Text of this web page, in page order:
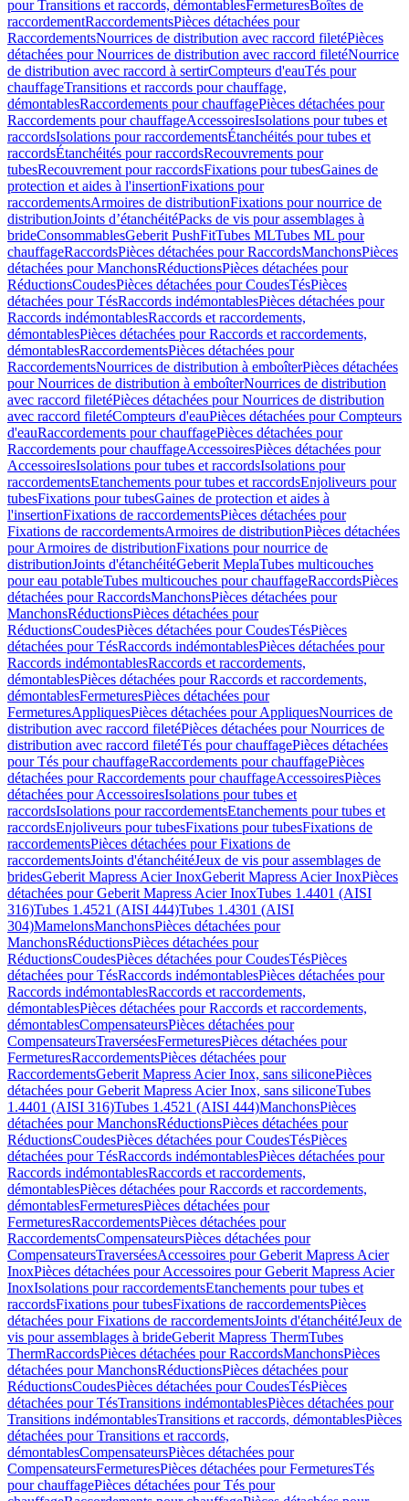
pour Transitions et raccords, démontablesFermeturesBoîtes de
raccordementRaccordementsPièces détachées pour
RaccordementsNourrices de distribution avec raccord filetéPièces
détachées pour Nourrices de distribution avec raccord filetéNourrice
de distribution avec raccord à sertirCompteurs d'eauTés pour
chauffageTransitions et raccords pour chauffage,
démontablesRaccordements pour chauffagePièces détachées pour
Raccordements pour chauffageAccessoiresIsolations pour tubes et
raccordsIsolations pour raccordementsÉtanchéités pour tubes et
raccordsÉtanchéités pour raccordsRecouvrements pour
tubesRecouvrement pour raccordsFixations pour tubesGaines de
protection et aides à l'insertionFixations pour
raccordementsArmoires de distributionFixations pour nourrice de
distributionJoints d’étanchéitéPacks de vis pour assemblages à
brideConsommablesGeberit PushFitTubes MLTubes ML pour
chauffageRaccordsPièces détachées pour RaccordsManchonsPièces
détachées pour ManchonsRéductionsPièces détachées pour
RéductionsCoudesPièces détachées pour CoudesTésPièces
détachées pour TésRaccords indémontablesPièces détachées pour
Raccords indémontablesRaccords et raccordements,
démontablesPièces détachées pour Raccords et raccordements,
démontablesRaccordementsPièces détachées pour
RaccordementsNourrices de distribution à emboîterPièces détachées
pour Nourrices de distribution à emboîterNourrices de distribution
avec raccord filetéPièces détachées pour Nourrices de distribution
avec raccord filetéCompteurs d'eauPièces détachées pour Compteurs
d'eauRaccordements pour chauffagePièces détachées pour
Raccordements pour chauffageAccessoiresPièces détachées pour
AccessoiresIsolations pour tubes et raccordsIsolations pour
raccordementsEtanchements pour tubes et raccordsEnjoliveurs pour
tubesFixations pour tubesGaines de protection et aides à
l'insertionFixations de raccordementsPièces détachées pour
Fixations de raccordementsArmoires de distributionPièces détachées
pour Armoires de distributionFixations pour nourrice de
distributionJoints d'étanchéitéGeberit MeplaTubes multicouches
pour eau potableTubes multicouches pour chauffageRaccordsPièces
détachées pour RaccordsManchonsPièces détachées pour
ManchonsRéductionsPièces détachées pour
RéductionsCoudesPièces détachées pour CoudesTésPièces
détachées pour TésRaccords indémontablesPièces détachées pour
Raccords indémontablesRaccords et raccordements,
démontablesPièces détachées pour Raccords et raccordements,
démontablesFermeturesPièces détachées pour
FermeturesAppliquesPièces détachées pour AppliquesNourrices de
distribution avec raccord filetéPièces détachées pour Nourrices de
distribution avec raccord filetéTés pour chauffagePièces détachées
pour Tés pour chauffageRaccordements pour chauffagePièces
détachées pour Raccordements pour chauffageAccessoiresPièces
détachées pour AccessoiresIsolations pour tubes et
raccordsIsolations pour raccordementsEtanchements pour tubes et
raccordsEnjoliveurs pour tubesFixations pour tubesFixations de
raccordementsPièces détachées pour Fixations de
raccordementsJoints d'étanchéitéJeux de vis pour assemblages de
bridesGeberit Mapress Acier InoxGeberit Mapress Acier InoxPièces
détachées pour Geberit Mapress Acier InoxTubes 1.4401 (AISI
316)Tubes 1.4521 (AISI 444)Tubes 1.4301 (AISI
304)MamelonsManchonsPièces détachées pour
ManchonsRéductionsPièces détachées pour
RéductionsCoudesPièces détachées pour CoudesTésPièces
détachées pour TésRaccords indémontablesPièces détachées pour
Raccords indémontablesRaccords et raccordements,
démontablesPièces détachées pour Raccords et raccordements,
démontablesCompensateursPièces détachées pour
CompensateursTraverséesFermeturesPièces détachées pour
FermeturesRaccordementsPièces détachées pour
RaccordementsGeberit Mapress Acier Inox, sans siliconePièces
détachées pour Geberit Mapress Acier Inox, sans siliconeTubes
1.4401 (AISI 316)Tubes 1.4521 (AISI 444)ManchonsPièces
détachées pour ManchonsRéductionsPièces détachées pour
RéductionsCoudesPièces détachées pour CoudesTésPièces
détachées pour TésRaccords indémontablesPièces détachées pour
Raccords indémontablesRaccords et raccordements,
démontablesPièces détachées pour Raccords et raccordements,
démontablesFermeturesPièces détachées pour
FermeturesRaccordementsPièces détachées pour
RaccordementsCompensateursPièces détachées pour
CompensateursTraverséesAccessoires pour Geberit Mapress Acier
InoxPièces détachées pour Accessoires pour Geberit Mapress Acier
InoxIsolations pour raccordementsEtanchements pour tubes et
raccordsFixations pour tubesFixations de raccordementsPièces
détachées pour Fixations de raccordementsJoints d'étanchéitéJeux de
vis pour assemblages à brideGeberit Mapress ThermTubes
ThermRaccordsPièces détachées pour RaccordsManchonsPièces
détachées pour ManchonsRéductionsPièces détachées pour
RéductionsCoudesPièces détachées pour CoudesTésPièces
détachées pour TésTransitions indémontablesPièces détachées pour
Transitions indémontablesTransitions et raccords, démontablesPièces
détachées pour Transitions et raccords,
démontablesCompensateursPièces détachées pour
CompensateursFermeturesPièces détachées pour FermeturesTés
pour chauffagePièces détachées pour Tés pour